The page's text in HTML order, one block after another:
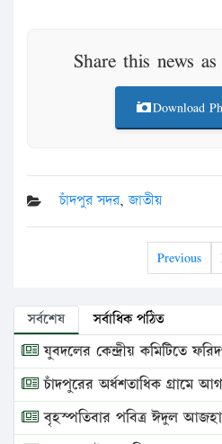
Share this news
Download
চাঁদপুর সদর,জাতীয়
Previous
সর্বশেষ সর্বাধিক পঠিত
যুবদলের কেন্দ্রীয় কমিটিতে
চাঁদপুরের অর্ধশতাধিক গ্রামে
বৃহস্পতিবার পবিত্র ঈদুল আজহা